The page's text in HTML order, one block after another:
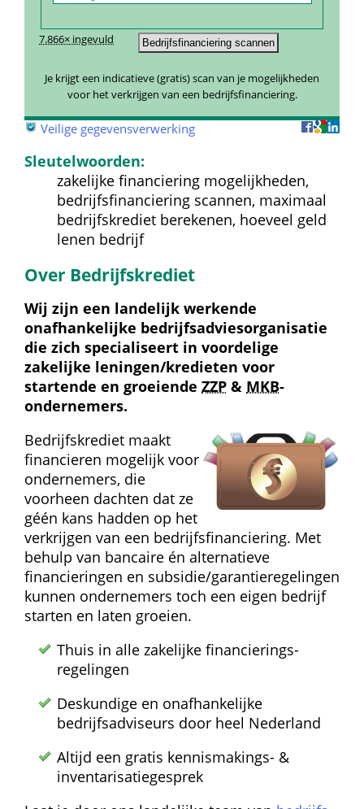
7.866× ingevuld
Je krijgt een indicatieve (gratis) scan van je mogelijkheden
voor het verkrijgen van een bedrijfsfinanciering.
Veilige gegevensverwerking
Sleutelwoorden:
zakelijke financiering mogelijkheden,
bedrijfsfinanciering scannen, maximaal
bedrijfskrediet berekenen, hoeveel geld
lenen bedrijf
Over Bedrijfskrediet
Wij zijn een landelijk werkende
onafhankelijke bedrijfs­advies­organisatie
die zich specialiseert in voordelige
zakelijke leningen/kredieten voor
startende en groeiende ZZP & MKB-
ondernemers.
Bedrijfskrediet maakt
financieren mogelijk voor
ondernemers, die
voorheen dachten dat ze
géén kans hadden op het
verkrijgen van een bedrijfs­financiering. Met
behulp van bancaire én alternatieve
financieringen en subsidie/garantie­regelingen
kunnen ondernemers toch een eigen bedrijf
starten en laten groeien.
Thuis in alle zakelijke financierings­
regelingen
Deskundige en onafhankelijke
bedrijfsadviseurs door heel Nederland
Altijd een gratis kennismakings- &
inventarisatie­gesprek